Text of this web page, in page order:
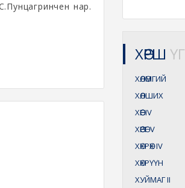
нар.
ХӨРШ ҮГ
ХӨЛӨМГИЙ
ХӨЛШИХ
ХӨӨГIV
ХӨӨРӨГV
ХӨХРӨХIV
ХӨХРҮҮН
ХУЙМАГII